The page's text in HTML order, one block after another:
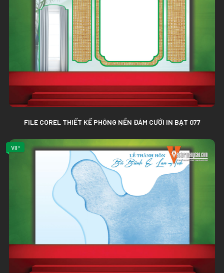
FILE COREL THIẾT KẾ PHÔNG NỀN ĐÁM CƯỚI IN BẠT 077
VIP